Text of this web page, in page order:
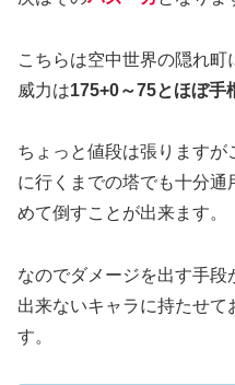
こちらは空中世界の隠れ
威力は175+0～75とほぼ手
ちょっと値段は張ります
に行くまでの塔でも十分通
めて倒すことが出来ます。
なのでダメージを出す手
出来ないキャラに持たせて
す。